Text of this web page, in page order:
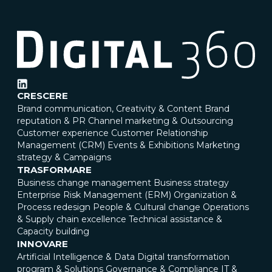
CRESCERE
Brand communication, Creativity & Content Brand
reputation & PR Channel marketing & Outsourcing
Customer experience Customer Relationship
Management (CRM) Events & Exhibitions Marketing
strategy & Campaigns
TRASFORMARE
Business change management Business strategy
Enterprise Risk Management (ERM) Organization &
Process redesign People & Cultural change Operations
& Supply chain excellence Technical assistance &
Capacity building
INNOVARE
Artificial Intelligence & Data Digital transformation
program & Solutions Governance & Compliance IT &